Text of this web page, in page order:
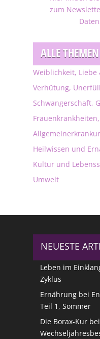
zum
ALLE THEMEN
Weiblichkeit, Liebe
Verhütung,
Schwangerschaft,
Heilwissen und
Kultur und
Umwelt
NEUESTE
Leben im
Zyklus
Ernährung bei
Teil 1, Sommer
Die Borax-Kur bei